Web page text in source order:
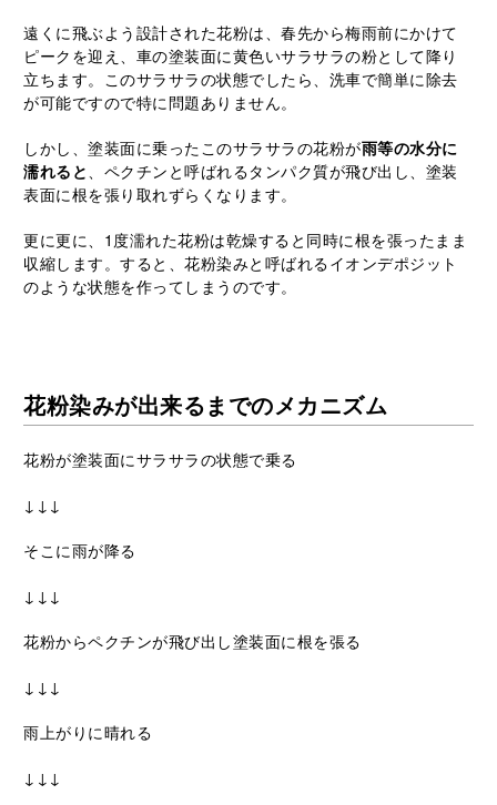
遠くに飛ぶよう設計された花粉は、春先から梅雨前にかけて
ピークを迎え、車の塗装面に黄色いサラサラの粉として降り
立ちます。このサラサラの状態でしたら、洗車で簡単に除去
が可能ですので特に問題ありません。
しかし、塗装面に乗ったこのサラサラの花粉が雨等の水分に
濡れると、ペクチンと呼ばれるタンパク質が飛び出し、塗装
表面に根を張り取れずらくなります。
更に更に、1度濡れた花粉は乾燥すると同時に根を張ったまま
収縮します。すると、花粉染みと呼ばれるイオンデポジット
のような状態を作ってしまうのです。
花粉染みが出来るまでのメカニズム
花粉が塗装面にサラサラの状態で乗る
↓↓↓
そこに雨が降る
↓↓↓
花粉からペクチンが飛び出し塗装面に根を張る
↓↓↓
雨上がりに晴れる
↓↓↓